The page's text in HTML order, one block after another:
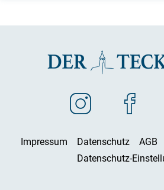
Impressum Datenschutz AGB
Datenschutz-